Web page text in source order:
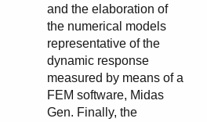
and the elaboration of
the numerical models
representative of the
dynamic response
measured by means of a
FEM software, Midas
Gen. Finally, the